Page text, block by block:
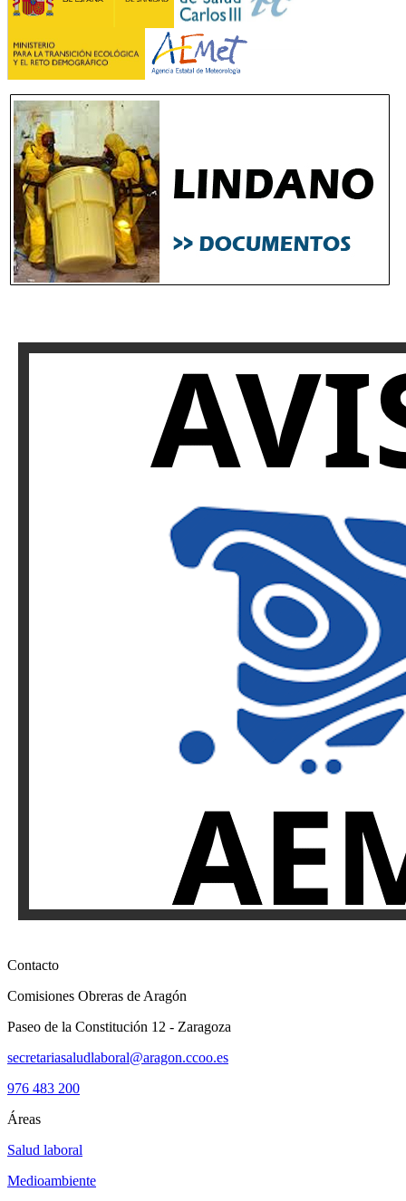
Contacto
Comisiones Obreras de Aragón
Paseo de la Constitución 12 - Zaragoza
secretariasaludlaboral@aragon.ccoo.es
976 483 200
Áreas
Salud laboral
Medioambiente